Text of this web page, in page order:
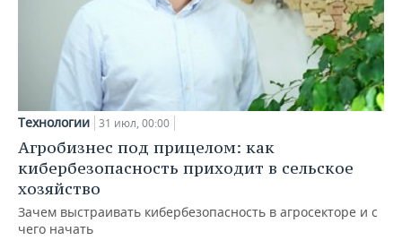
Технологии 31 июл, 00:00
Агробизнес под прицелом: как
кибербезопасность приходит в сельское
хозяйство
Зачем выстраивать кибербезопасность в агросекторе и с
чего начать